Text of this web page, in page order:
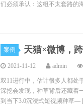
们必须承认：这组不太套路
案例 天猫×微博，
2021-11-12 admin
双11进行中，估计很多人都处
深挖会发现，种草背后还藏着
到当下3.0沉浸式短视频种草